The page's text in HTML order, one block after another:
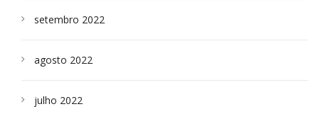
setembro 2022
agosto 2022
julho 2022